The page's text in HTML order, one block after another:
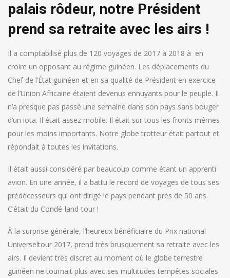
palais rôdeur, notre Président
prend sa retraite avec les airs !
Il a comptabilisé plus de 120 voyages de 2017 à 2018 à en
croire un opposant au régime guinéen. Les déplacements du
Chef de l’État guinéen et en sa qualité de Président en exercice
de l’Union Africaine étaient devenus ennuyants pour le peuple. Il
n’a presque pas passé une semaine dans son pays sans bouger
d’un iota. Il était assez mobile. Il était sur tous les fronts mêmes
pour les moins importants. Notre globe trotteur était partout et
répondait à toutes les invitations.
Il était aussi considéré par beaucoup comme étant un apprenti
avion. En une année, il a battu le record de voyages de tous ses
prédécesseurs qui ont dirigé le pays pendant près de 50 ans.
C’était du Condé-land-tour !
À la surprise générale, l’heureux bénéficiaire du Prix national
Universeltour 2017, prend très brusquement sa retraite avec les
airs. Il devient très discret au moment où le globe terrestre
guinéen ne tournait plus avec ses multitudes tempêtes sociales